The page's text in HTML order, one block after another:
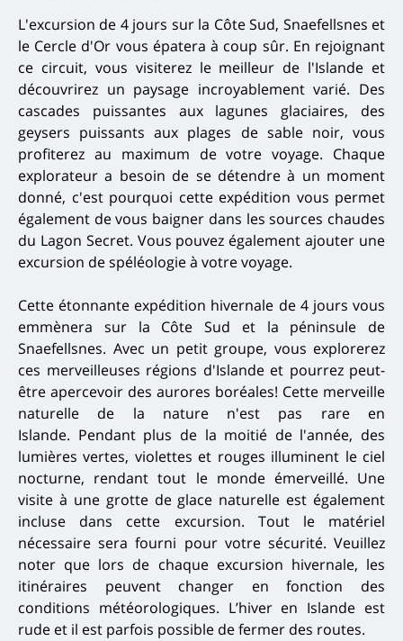
L'excursion de 4 jours sur la Côte Sud, Snaefellsnes et
le Cercle d'Or vous épatera à coup sûr. En rejoignant
ce circuit, vous visiterez le meilleur de l'Islande et
découvrirez un paysage incroyablement varié. Des
cascades puissantes aux lagunes glaciaires, des
geysers puissants aux plages de sable noir, vous
profiterez au maximum de votre voyage. Chaque
explorateur a besoin de se détendre à un moment
donné, c'est pourquoi cette expédition vous permet
également de vous baigner dans les sources chaudes
du Lagon Secret. Vous pouvez également ajouter une
excursion de spéléologie à votre voyage.
Cette étonnante expédition hivernale de 4 jours vous
emmènera sur la Côte Sud et la péninsule de
Snaefellsnes. Avec un petit groupe, vous explorerez
ces merveilleuses régions d'Islande et pourrez peut-
être apercevoir des aurores boréales! Cette merveille
naturelle de la nature n'est pas rare en
Islande. Pendant plus de la moitié de l'année, des
lumières vertes, violettes et rouges illuminent le ciel
nocturne, rendant tout le monde émerveillé. Une
visite à une grotte de glace naturelle est également
incluse dans cette excursion. Tout le matériel
nécessaire sera fourni pour votre sécurité. Veuillez
noter que lors de chaque excursion hivernale, les
itinéraires peuvent changer en fonction des
conditions météorologiques. L’hiver en Islande est
rude et il est parfois possible de fermer des routes.